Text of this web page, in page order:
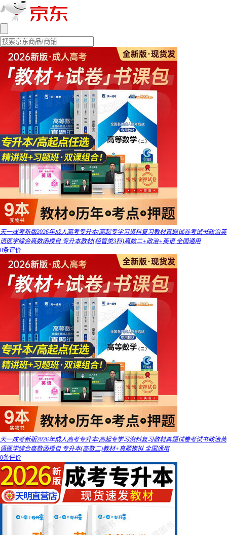
天一成考新版2026年成人高考专升本/高起专学习资料复习教材真题试卷考试书政治英
语医学综合高数函授自 专升本教材(经管类3科)高数二+政治+英语 全国通用
0条评价
天一成考新版2026年成人高考专升本/高起专学习资料复习教材真题试卷考试书政治英
语医学综合高数函授自 专升本(高数二)教材+真题模拟 全国通用
0条评价